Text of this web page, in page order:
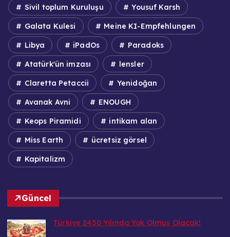
Sivil toplum Kuruluşu Yousuf Karsh
Galata Kulesi Meine KI-Empfehlungen
Libya iPadOs Paradoks
Atatürk'ün imzası lensler
Claretta Petaccii Yenidoğan
Avanak Avni ENOUGH
Keops Piramidi intikam alan
Miss Earth ücretsiz görsel
Kapitalizm
Güncel
Türkiye 2450 Yılında Yok Olmuş Olacak!